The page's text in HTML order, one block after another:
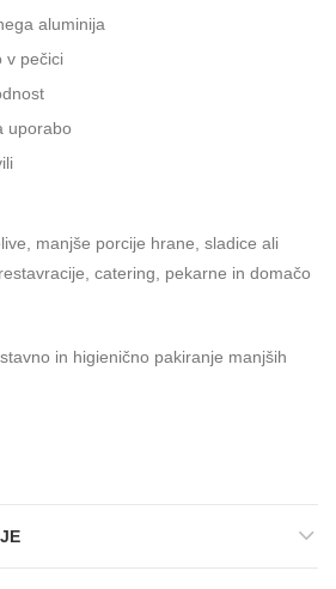
aluminija
v pečici
uporabo
manjše porcije hrane, sladice ali
catering, pekarne in domačo
in higienično pakiranje manjših